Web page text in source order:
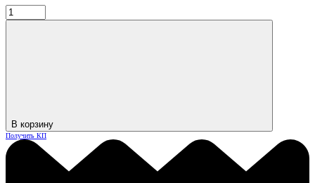
В корзину
Получить КП